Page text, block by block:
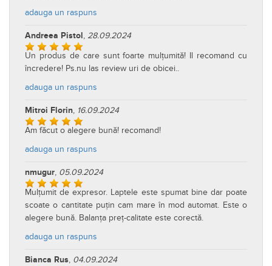
adauga un raspuns
Andreea Pistol, 28.09.2024
Un produs de care sunt foarte mulțumită! Il recomand cu
încredere! Ps.nu las review uri de obicei..
adauga un raspuns
Mitroi Florin, 16.09.2024
Am făcut o alegere bună! recomand!
adauga un raspuns
nmugur, 05.09.2024
Mulțumit de expresor. Laptele este spumat bine dar poate
scoate o cantitate puțin cam mare în mod automat. Este o
alegere bună. Balanța preț-calitate este corectă.
adauga un raspuns
Bianca Rus, 04.09.2024